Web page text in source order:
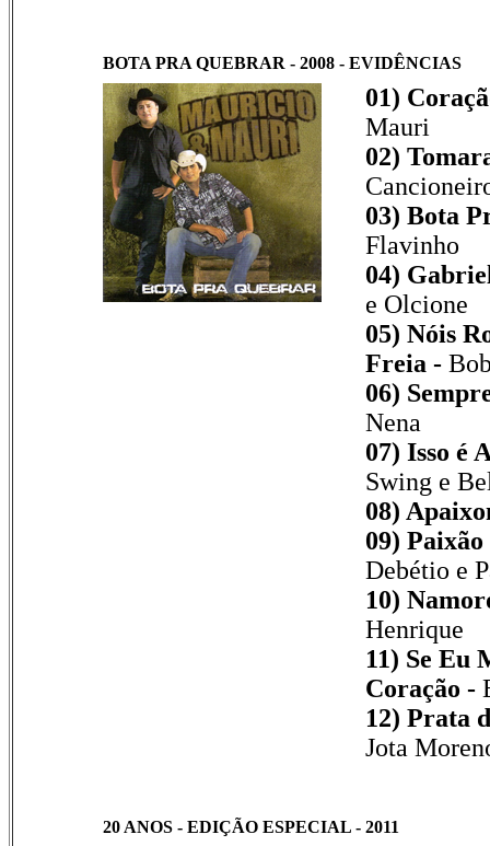
BOTA PRA QUEBRAR - 2008 - EVIDÊNCIAS
01)
Mauri
02)
03) Bota
Flavinho
04)
e Olcione
05) Nóis
Freia -
06)
Nena
07) Isso é
Swing e
08)
09)
Debétio e
10)
Henrique
11) Se Eu
Coração -
12) Prata
Jota
20 ANOS - EDIÇÃO ESPECIAL - 2011